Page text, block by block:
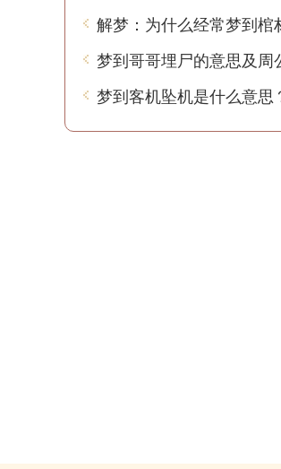
解梦：为什么经常梦到棺
梦到哥哥埋尸的意思及周
梦到客机坠机是什么意思